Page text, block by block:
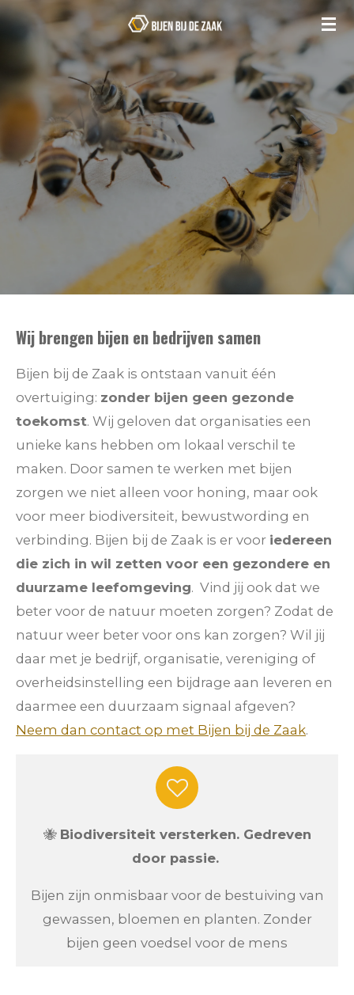
Ga
naar
hoofdinhoud
Wij brengen bijen en bedrijven samen
Bijen bij de Zaak is ontstaan vanuit één
overtuiging: zonder bijen geen gezonde
toekomst. Wij geloven dat organisaties een
unieke kans hebben om lokaal verschil te
maken. Door samen te werken met bijen
zorgen we niet alleen voor honing, maar ook
voor meer biodiversiteit, bewustwording en
verbinding. Bijen bij de Zaak is er voor iedereen
die zich in wil zetten voor een gezondere en
duurzame leefomgeving. Vind jij ook dat we
beter voor de natuur moeten zorgen? Zodat de
natuur weer beter voor ons kan zorgen? Wil jij
daar met je bedrijf, organisatie, vereniging of
overheidsinstelling een bijdrage aan leveren en
daarmee een duurzaam signaal afgeven?
Neem dan contact op met Bijen bij de Zaak.
🐝 Biodiversiteit versterken. Gedreven
door passie.
Bijen zijn onmisbaar voor de bestuiving van
gewassen, bloemen en planten. Zonder
bijen geen voedsel voor de mens